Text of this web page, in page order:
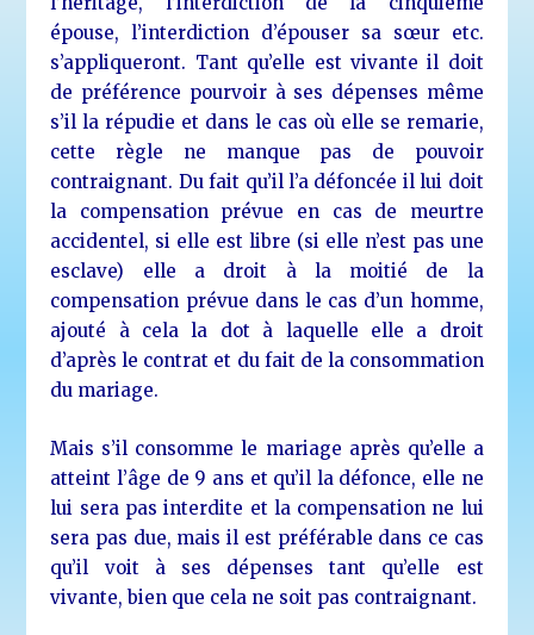
épouse, l’interdiction d’épouser sa sœur etc.
s’appliqueront. Tant qu’elle est vivante il doit
de préférence pourvoir à ses dépenses même
s’il la répudie et dans le cas où elle se remarie,
cette règle ne manque pas de pouvoir
contraignant. Du fait qu’il l’a défoncée il lui doit
la compensation prévue en cas de meurtre
accidentel, si elle est libre (si elle n’est pas une
esclave) elle a droit à la moitié de la
compensation prévue dans le cas d’un homme,
ajouté à cela la dot à laquelle elle a droit
d’après le contrat et du fait de la consommation
du mariage.
Mais s’il consomme le mariage après qu’elle a
atteint l’âge de 9 ans et qu’il la défonce, elle ne
lui sera pas interdite et la compensation ne lui
sera pas due, mais il est préférable dans ce cas
qu’il voit à ses dépenses tant qu’elle est
vivante, bien que cela ne soit pas contraignant.